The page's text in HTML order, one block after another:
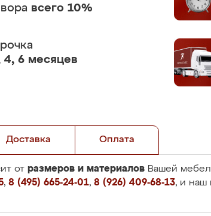
всего 10%
4, 6 месяцев
Доставка Оплата
от размеров и материалов Вашей
, 8 (495) 665-24-01, 8 (926) 409-68-13, и наш